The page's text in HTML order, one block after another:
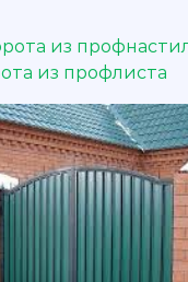
из
из профлиста